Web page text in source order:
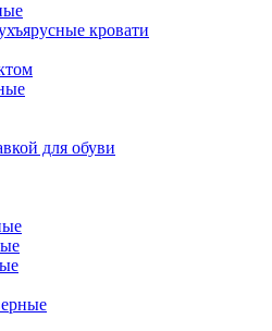
кровати
для обуви